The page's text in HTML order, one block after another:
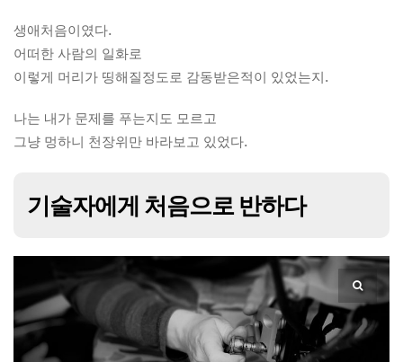
생애처음이였다.
어떠한 사람의 일화로
이렇게 머리가 띵해질정도로 감동받은적이 있었는지.
나는 내가 문제를 푸는지도 모르고
그냥 멍하니 천장위만 바라보고 있었다.
기술자에게 처음으로 반하다